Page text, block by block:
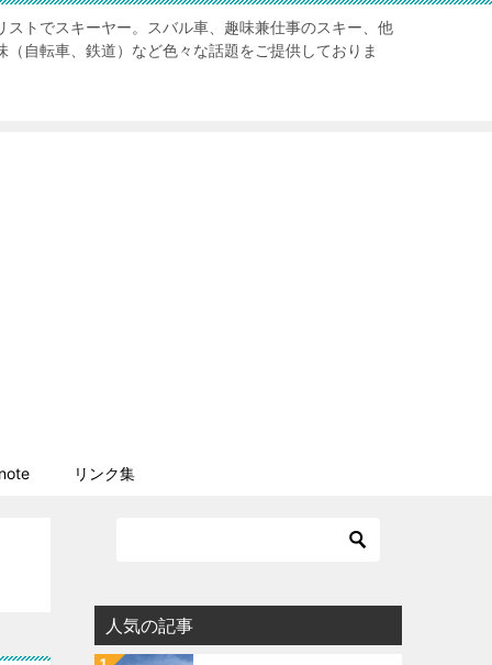
ストでスキーヤー。スバル車、趣味兼仕事のスキー、他
（自転車、鉄道）など色々な話題をご提供しておりま
リンク集
人気の記事